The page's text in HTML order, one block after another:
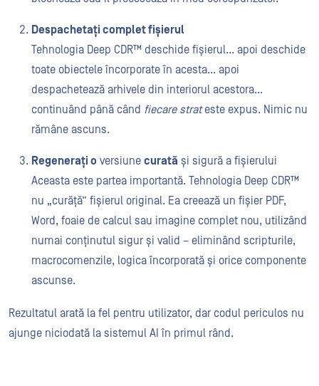
Despachetați complet fișierul
Tehnologia Deep CDR™ deschide fișierul... apoi deschide
toate obiectele încorporate în acesta... apoi
despachetează arhivele din interiorul acestora...
continuând până când fiecare strateste expus. Nimic nu
rămâne ascuns.
Regenerați o versiune curată și sigură a fișierului
Aceasta este partea importantă. Tehnologia Deep CDR™
nu „curăță” fișierul original. Ea creează un fișier PDF,
Word, foaie de calcul sau imagine complet nou, utilizând
numai conținutul sigur și valid – eliminând scripturile,
macrocomenzile, logica încorporată și orice componente
ascunse.
Rezultatul arată la fel pentru utilizator, dar codul periculos nu
ajunge niciodată la sistemul AI în primul rând.